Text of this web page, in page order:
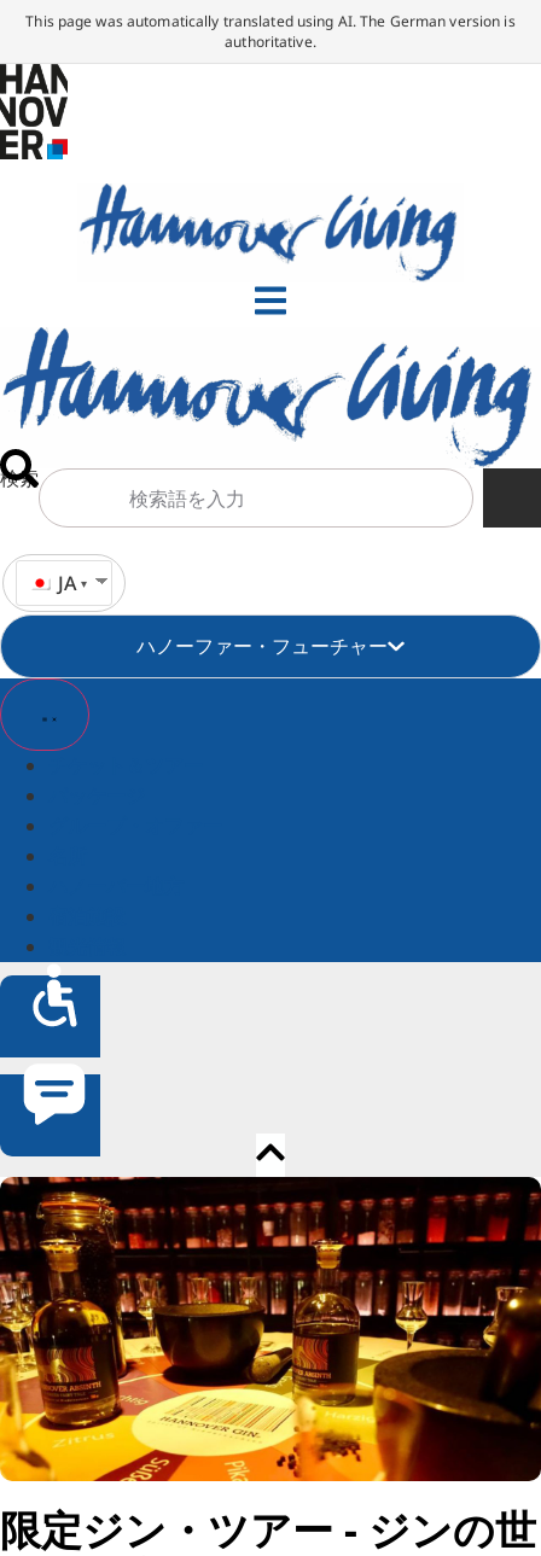
This page was automatically translated using AI. The German version is
authoritative.
検索
JA
ハノーファー・フューチャー
限定ジン・ツアー - ジンの世